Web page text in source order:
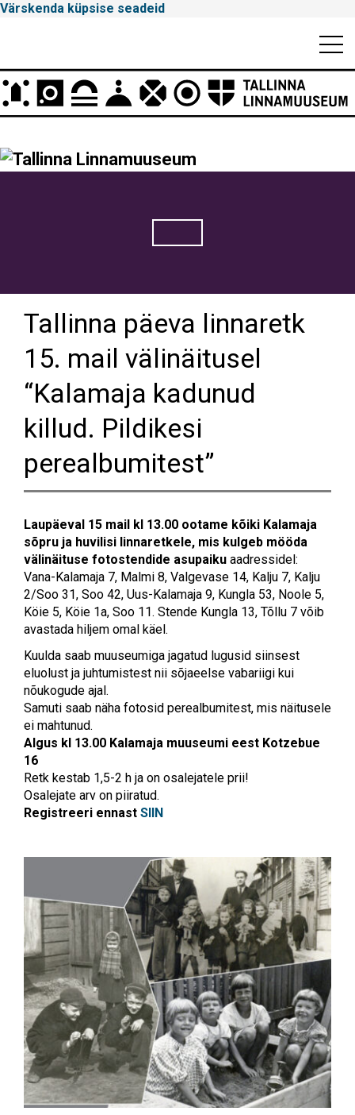
Värskenda küpsise seadeid
Peamenüü
Tallinna päeva linnaretk
15. mail välinäitusel
“Kalamaja kadunud
killud. Pildikesi
perealbumitest”
Laupäeval 15 mail kl 13.00 ootame kõiki Kalamaja
sõpru ja huvilisi linnaretkele, mis kulgeb mööda
välinäituse fotostendide asupaiku aadressidel:
Vana-Kalamaja 7, Malmi 8, Valgevase 14, Kalju 7, Kalju
2/Soo 31, Soo 42, Uus-Kalamaja 9, Kungla 53, Noole 5,
Köie 5, Köie 1a, Soo 11. Stende Kungla 13, Tõllu 7 võib
avastada hiljem omal käel.
Kuulda saab muuseumiga jagatud lugusid siinsest
eluolust ja juhtumistest nii sõjaeelse vabariigi kui
nõukogude ajal.
Samuti saab näha fotosid perealbumitest, mis näitusele
ei mahtunud.
Algus kl 13.00 Kalamaja muuseumi eest Kotzebue
16
Retk kestab 1,5-2 h ja on osalejatele prii!
Osalejate arv on piiratud.
Registreeri ennast SIIN